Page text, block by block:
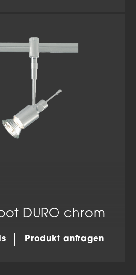
DURO chrom
Produkt anfragen